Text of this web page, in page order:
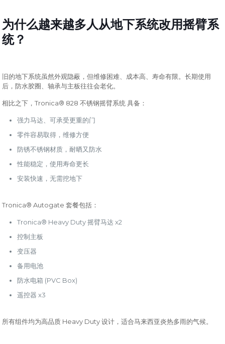
为什么越来越多人从地下系统改用摇臂系
统？
旧的地下系统虽然外观隐蔽，但维修困难、成本高、寿命有限。长期使用
后，防水胶圈、轴承与主板往往会老化。
相比之下，Tronica® 828不锈钢摇臂系统 具备：
强力马达、可承受更重的门
零件容易取得，维修方便
防锈不锈钢材质，耐晒又防水
性能稳定，使用寿命更长
安装快速，无需挖地下
Tronica® Autogate套餐包括：
Tronica® Heavy Duty摇臂马达x2
控制主板
变压器
备用电池
防水电箱 (PVC Box)
遥控器x3
所有组件均为高品质 Heavy Duty设计，适合马来西亚炎热多雨的气候。